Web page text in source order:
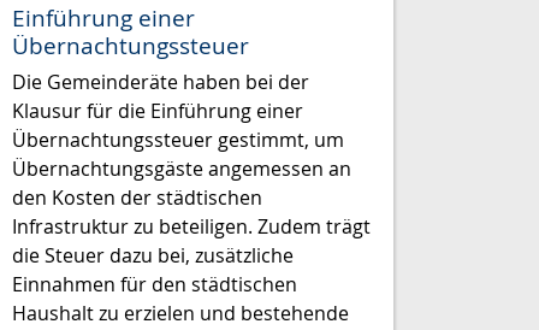
Einführung einer
Übernachtungssteuer
Die Gemeinderäte haben bei der
Klausur für die Einführung einer
Übernachtungssteuer gestimmt, um
Übernachtungsgäste angemessen an
den Kosten der städtischen
Infrastruktur zu beteiligen. Zudem trägt
die Steuer dazu bei, zusätzliche
Einnahmen für den städtischen
Haushalt zu erzielen und bestehende